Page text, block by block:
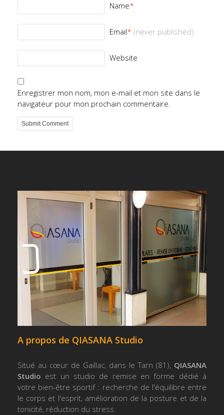
Name*
Email* (never published)
Website
Enregistrer mon nom, mon e-mail et mon site dans le
navigateur pour mon prochain commentaire.
A propos de QIASANA Studio
Situé au cœur de Gaillac, dans le Tarn (81), QIASANA
Studio est un studio de remise en forme dédié à
votre bien-être sportif : recherche de l'équilibre entre
le corps et l'esprit, amélioration de la posture et de la
tonicité, réduction du stress.